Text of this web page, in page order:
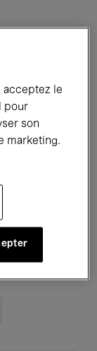
acceptez le
pour
son
marketing.